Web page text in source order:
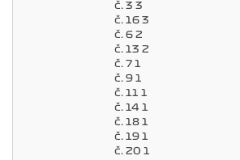
č. 3 3
č. 16 3
č. 6 2
č. 13 2
č. 7 1
č. 9 1
č. 11 1
č. 14 1
č. 18 1
č. 19 1
č. 20 1